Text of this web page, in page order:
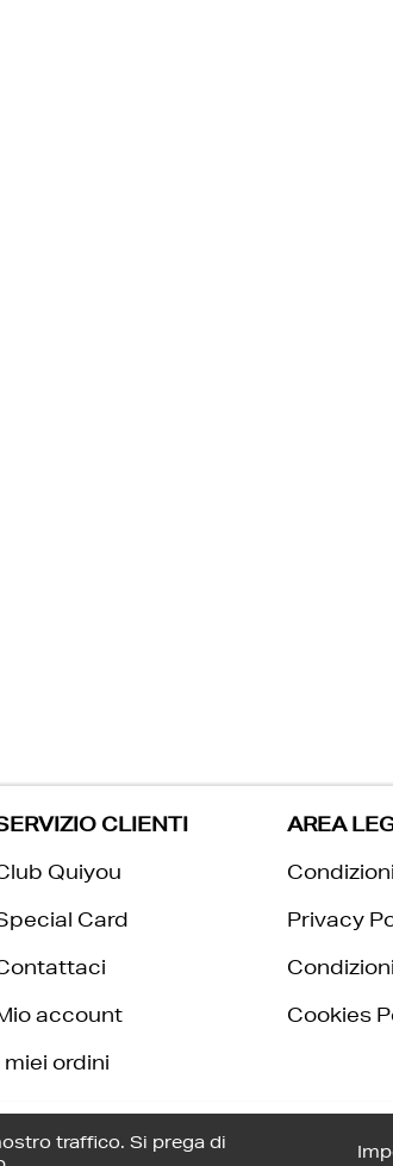
traffico. Si prega di
CLIENTI
Quiyou
Card
account
miei ordini
AREA
Privacy
Cookies